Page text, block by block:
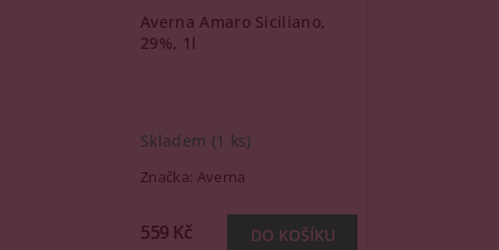
Averna Amaro Siciliano,
29%, 1l
Skladem (1 ks)
Značka: Averna
559 Kč